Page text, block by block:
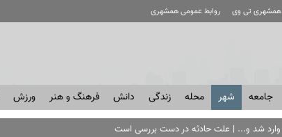
همشهری تی وی روابط عمومی همشهری
جامعه شهر محله زندگی دانش فرهنگ و هنر ورزش